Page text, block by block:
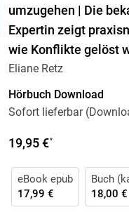
umzugehen | Die
Expertin zeigt
wie Konflikte gelöst
Eliane Retz
Hörbuch Download
Sofort lieferbar
19,95 €*
eBook epub
17,99 €
Buch
18,00 €